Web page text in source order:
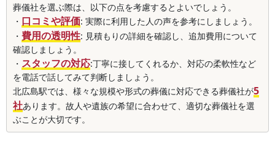
葬儀社を選ぶ際は、以下の点を考慮するとよいでしょう。
・ 口コミや評価: 実際に利用した人の声を参考にしましょう。
・ 費用の透明性: 見積もりの詳細を確認し、追加費用について
確認しましょう。
・ スタッフの対応:丁寧に接してくれるか、対応の柔軟性など
を電話で話してみて判断しましょう。
北広島駅では、様々な規模や形式の葬儀に対応できる葬儀社が5
社あります。故人や遺族の希望に合わせて、適切な葬儀社を選
ぶことが大切です。